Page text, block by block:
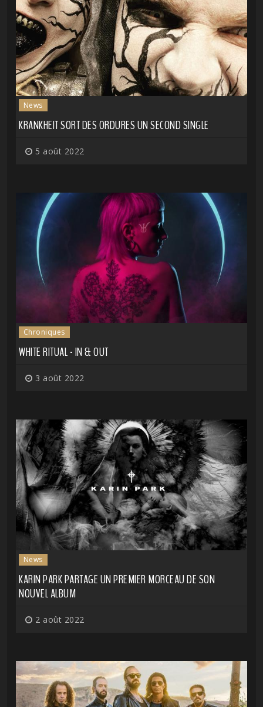
News
KRANKHEIT SORT DES ORDURES UN SECOND SINGLE
5 août 2022
Chroniques
WHITE RITUAL - IN & OUT
3 août 2022
News
KARIN PARK PARTAGE UN PREMIER MORCEAU DE SON
NOUVEL ALBUM
2 août 2022